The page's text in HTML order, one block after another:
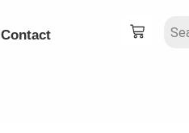
Contact